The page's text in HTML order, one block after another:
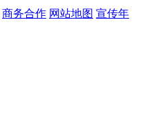
商务合作 网站地图 宣传年